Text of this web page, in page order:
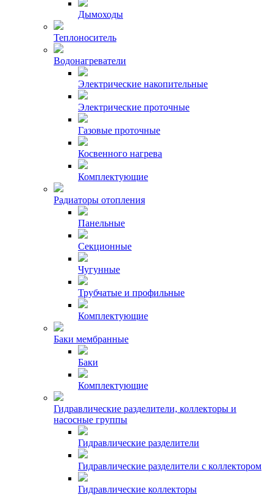
Дымоходы
Теплоноситель
Водонагреватели
Электрические накопительные
Электрические проточные
Газовые проточные
Косвенного нагрева
Комплектующие
Радиаторы отопления
Панельные
Секционные
Чугунные
Трубчатые и профильные
Комплектующие
Баки мембранные
Баки
Комплектующие
Гидравлические разделители, коллекторы и
насосные группы
Гидравлические разделители
Гидравлические разделители с коллектором
Гидравлические коллекторы